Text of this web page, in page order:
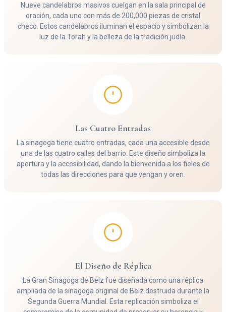
Nueve candelabros masivos cuelgan en la sala principal de
oración, cada uno con más de 200,000 piezas de cristal
checo. Estos candelabros iluminan el espacio y simbolizan la
luz de la Torah y la belleza de la tradición judía.
Las Cuatro Entradas
La sinagoga tiene cuatro entradas, cada una accesible desde
una de las cuatro calles del barrio. Este diseño simboliza la
apertura y la accesibilidad, dando la bienvenida a los fieles de
todas las direcciones para que vengan y oren.
El Diseño de Réplica
La Gran Sinagoga de Belz fue diseñada como una réplica
ampliada de la sinagoga original de Belz destruida durante la
Segunda Guerra Mundial. Esta replicación simboliza el